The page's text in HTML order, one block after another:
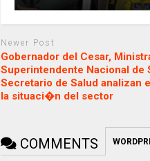
Newer Post
Gobernador del Cesar,
Superintendente Nacional de
Secretario de Salud analizan
la situaci�n del sector
COMMENTS